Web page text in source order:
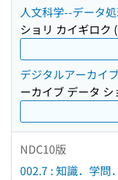
人文科学--データ
ショリ カイギロク (
デジタルアーカイ
ーカイブ データ
NDC10版
002.7 : 知識．学問